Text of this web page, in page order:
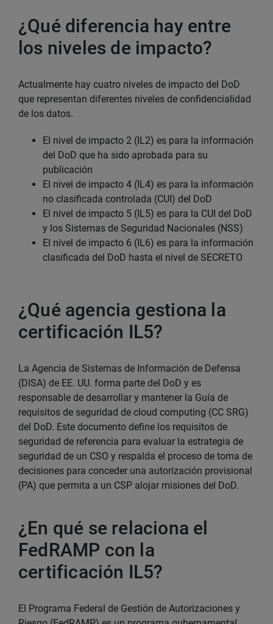
¿Qué diferencia hay entre
los niveles de impacto?
Actualmente hay cuatro niveles de impacto del DoD
que representan diferentes niveles de confidencialidad
de los datos.
El nivel de impacto 2 (IL2) es para la información
del DoD que ha sido aprobada para su
publicación
El nivel de impacto 4 (IL4) es para la información
no clasificada controlada (CUI) del DoD
El nivel de impacto 5 (IL5) es para la CUI del DoD
y los Sistemas de Seguridad Nacionales (NSS)
El nivel de impacto 6 (IL6) es para la información
clasificada del DoD hasta el nivel de SECRETO
¿Qué agencia gestiona la
certificación IL5?
La Agencia de Sistemas de Información de Defensa
(DISA) de EE. UU. forma parte del DoD y es
responsable de desarrollar y mantener la Guía de
requisitos de seguridad de cloud computing (CC SRG)
del DoD. Este documento define los requisitos de
seguridad de referencia para evaluar la estrategia de
seguridad de un CSO y respalda el proceso de toma de
decisiones para conceder una autorización provisional
(PA) que permita a un CSP alojar misiones del DoD.
¿En qué se relaciona el
FedRAMP con la
certificación IL5?
El Programa Federal de Gestión de Autorizaciones y